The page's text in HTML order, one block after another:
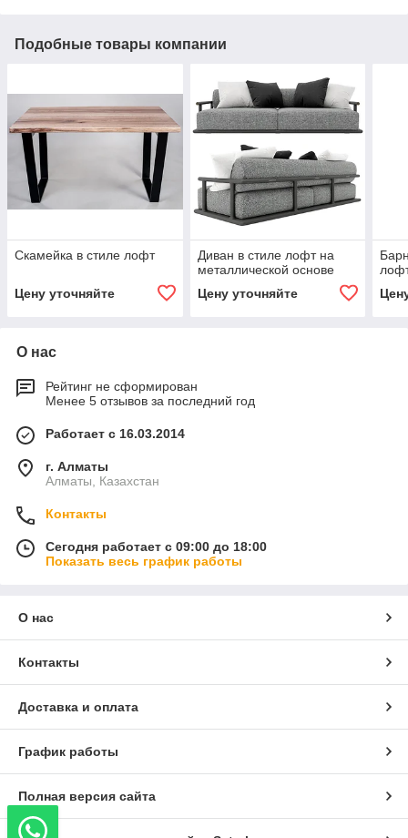
Подобные товары компании
Скамейка в стиле лофт
Цену уточняйте
Диван в стиле лофт на
металлической основе
Цену уточняйте
О нас
Рейтинг не сформирован
Менее 5 отзывов за последний год
Работает с 16.03.2014
г. Алматы
Алматы, Казахстан
Контакты
Сегодня работает с 09:00 до 18:00
Показать весь график работы
О нас
Контакты
Доставка и оплата
График работы
Полная версия сайта